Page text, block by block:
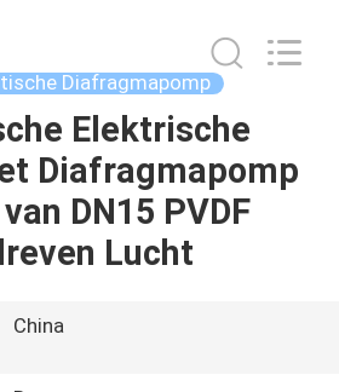
Diafragmapomp
Elektrische
Diafragmapomp
DN15 PVDF
Lucht
China